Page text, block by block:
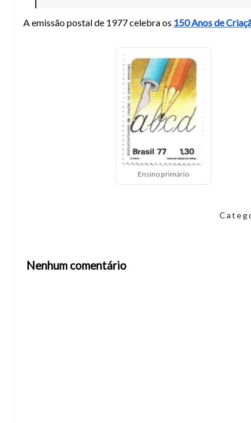
A emissão postal de 1977 celebra os 150 Anos de
Ensino primário
Nenhum comentário